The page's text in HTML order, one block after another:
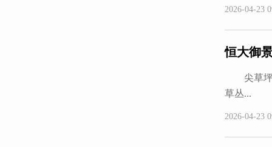
2026-04-23
恒大御
尖草坪
草丛...
2026-04-23